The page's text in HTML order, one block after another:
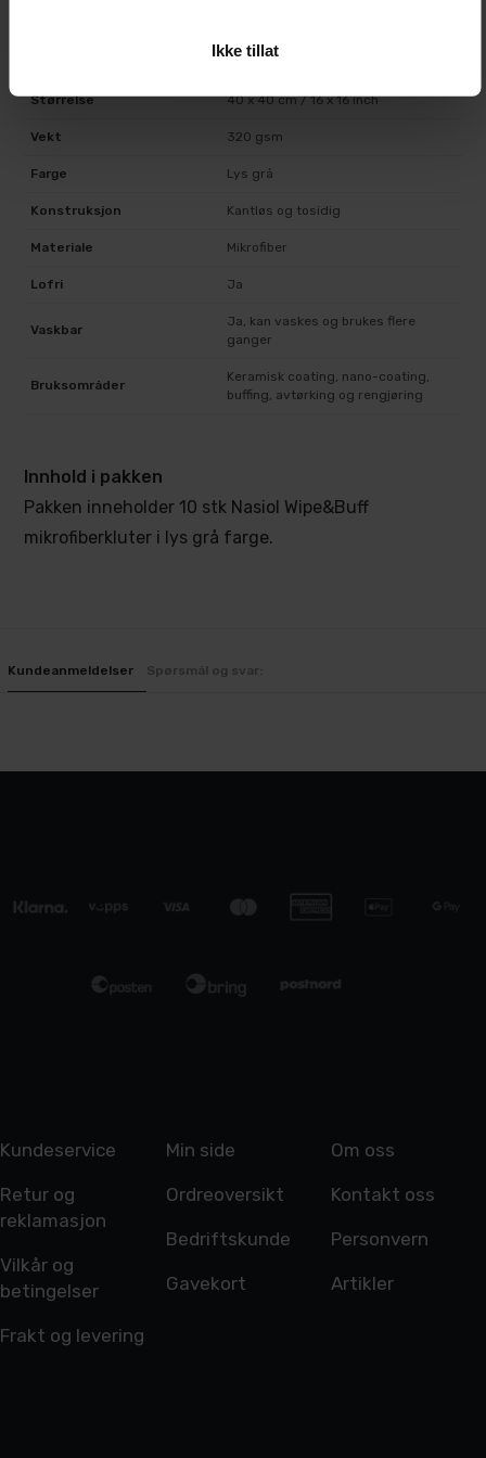
Ikke tillat
Størrelse 40 x 40 cm / 16 x 16 inch
Vekt 320 gsm
Farge Lys grå
Konstruksjon Kantløs og tosidig
Materiale Mikrofiber
Lofri Ja
Vaskbar
Ja, kan vaskes og brukes flere
ganger
Bruksområder
Keramisk coating, nano-coating,
buffing, avtørking og rengjøring
Innhold i pakken
Pakken inneholder 10 stk Nasiol Wipe&Buff
mikrofiberkluter i lys grå farge.
Kundeanmeldelser Spørsmål og svar:
Kundeservice
Retur og
reklamasjon
Vilkår og
betingelser
Frakt og levering
Min side
Ordreoversikt
Bedriftskunde
Gavekort
Om oss
Kontakt oss
Personvern
Artikler